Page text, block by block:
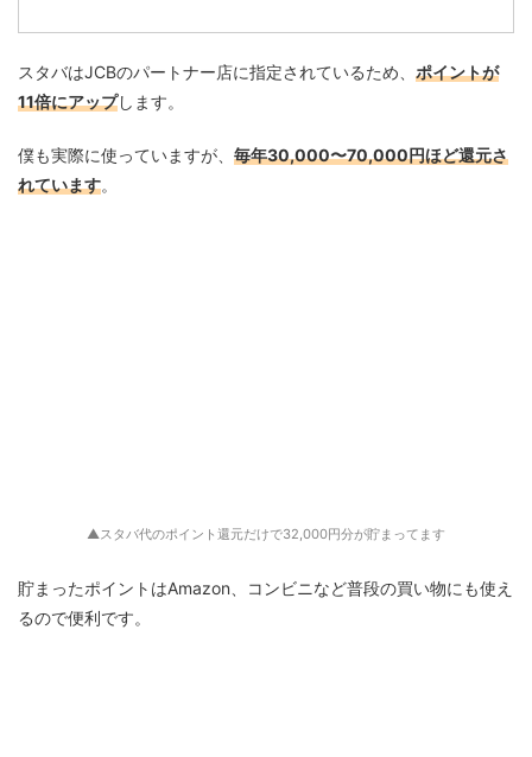
スタバはJCBのパートナー店に指定されているため、 ポイントが
11倍にアップします。
僕も実際に使っていますが、 毎年30,000〜70,000円ほど還元さ
れています。
▲スタバ代のポイント還元だけで32,000円分が貯まってます
貯まったポイントはAmazon、コンビニなど普段の買い物にも使え
るので便利です。